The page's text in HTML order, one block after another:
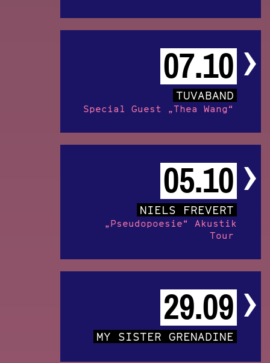
07.10
TUVABAND
Special Guest „Thea Wang“
05.10
NIELS FREVERT
„Pseudopoesie“ Akustik
Tour
29.09
MY SISTER GRENADINE